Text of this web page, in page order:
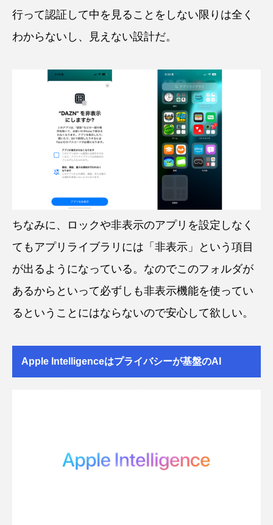
行って認証して中を見ることをしない限りは全く
わからないし、見えない設計だ。
ちなみに、ロックや非表示のアプリを設定しなく
てもアプリライブラリには「非表示」という項目
が出るようになっている。なのでこのフォルダが
あるからといって必ずしも非表示機能を使ってい
るということにはならないので安心して欲しい。
Apple Intelligenceはプライバシーが基盤のAI